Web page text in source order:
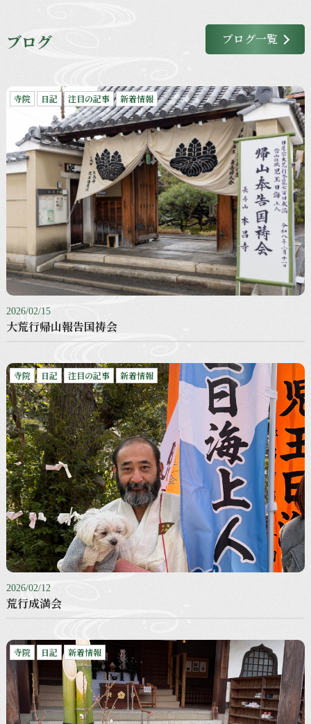
ブログ ブログ一覧
寺院 日記 注目の記事 新着情報
2026/02/15
大荒行帰山報告国祷会
寺院 日記 注目の記事 新着情報
2026/02/12
荒行成満会
寺院 日記 新着情報